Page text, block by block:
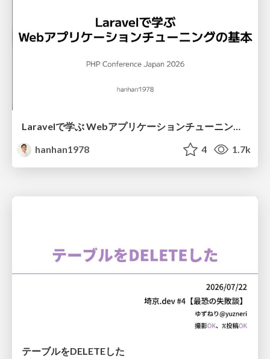
Laravelで学ぶ Webアプリケーションチューニング入門/web_application_tuning_101
hanhan1978
4 1.7k
テーブルをDELETEした